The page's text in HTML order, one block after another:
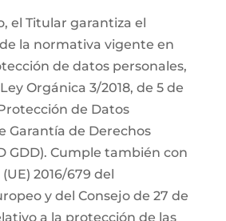
el Titular garantiza el
la normativa vigente en
de datos personales,
Orgánica 3/2018, de 5 de
de Datos
Garantía de Derechos
GDD). Cumple también con
2016/679 del
y del Consejo de 27 de
a la protección de las